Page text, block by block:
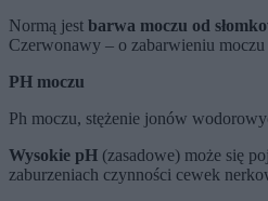
Normą jest barwa moczu od
Czerwonawy – o zabarwieniu
PH moczu
Ph moczu, stężenie jonów
Wysokie pH (zasadowe) może się
zaburzeniach czynności cewek